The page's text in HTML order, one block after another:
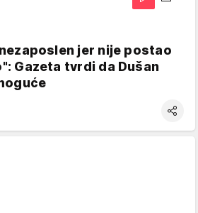
jer nije postao
Gazeta tvrdi da Dušan